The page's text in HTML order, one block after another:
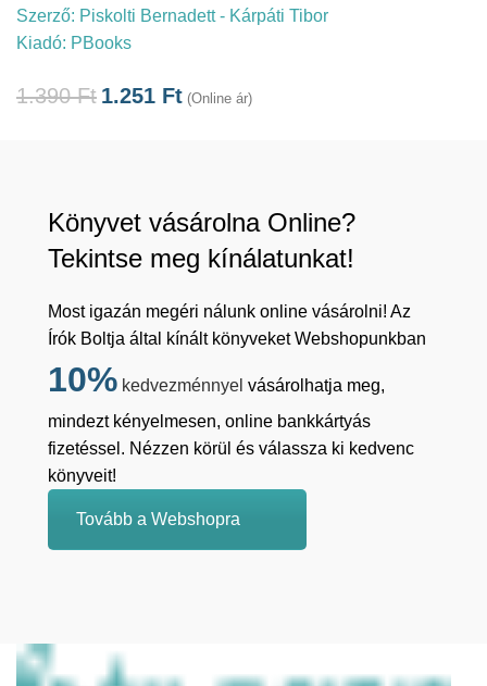
Szerző: Piskolti Bernadett - Kárpáti Tibor
Kiadó: PBooks
1.390Ft 1.251 Ft (Online ár)
Könyvet vásárolna Online?
Tekintse meg kínálatunkat!
Most igazán megéri nálunk online vásárolni! Az
Írók Boltja által kínált könyveket Webshopunkban
10% kedvezménnyel vásárolhatja meg,
mindezt kényelmesen, online bankkártyás
fizetéssel. Nézzen körül és válassza ki kedvenc
könyveit!
Tovább a Webshopra